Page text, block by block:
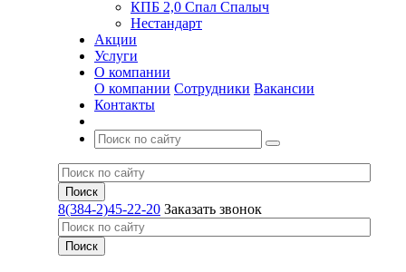
КПБ 2,0 Спал Спалыч
Нестандарт
Акции
Услуги
О компании
О компании Сотрудники Вакансии
Контакты
8(384-2)45-22-20 Заказать звонок